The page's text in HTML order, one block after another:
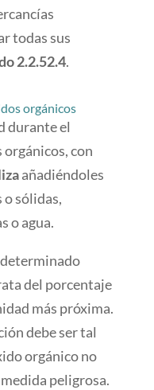
todas sus
2.2.52.4.
orgánicos
durante el
con
añadiéndoles
sólidas,
o agua.
del porcentaje
más próxima.
debe ser tal
orgánico no
peligrosa.